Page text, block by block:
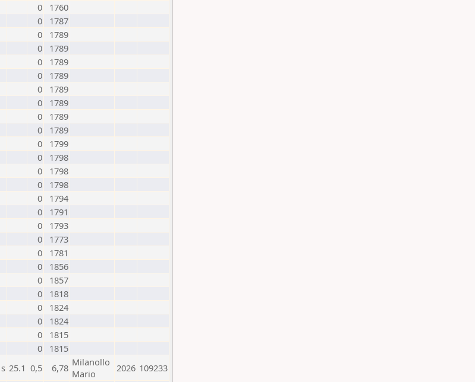
0
1760
0
1787
0
1789
0
1789
0
1789
0
1789
0
1789
0
1789
0
1789
0
1789
0
1799
0
1798
0
1798
0
1798
0
1794
0
1791
0
1793
0
1773
0
1781
0
1856
0
1857
0
1818
0
1824
0
1824
0
1815
0
1815
s 25.1 0,5 6,78 Milanollo
Mario
2026 109233